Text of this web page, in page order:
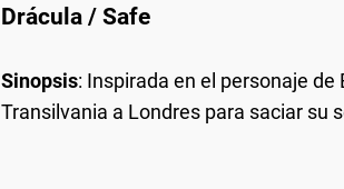
Drácula / Safe
Sinopsis: Inspirada en el personaje de
Transilvania a Londres para saciar su